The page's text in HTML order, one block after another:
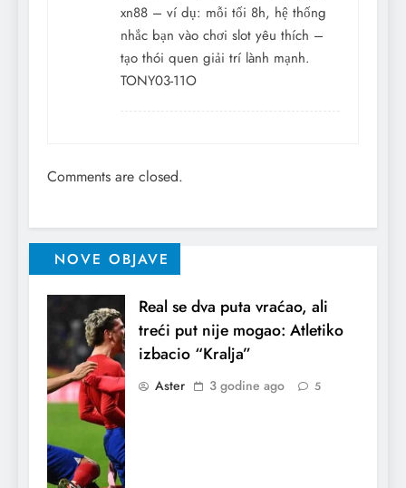
xn88 – ví dụ: mỗi tối 8h, hệ thống
nhắc bạn vào chơi slot yêu thích –
tạo thói quen giải trí lành mạnh.
TONY03-11O
Comments are closed.
NOVE OBJAVE
Real se dva puta vraćao, ali
treći put nije mogao: Atletiko
izbacio “Kralja”
Aster 3 godine ago 5